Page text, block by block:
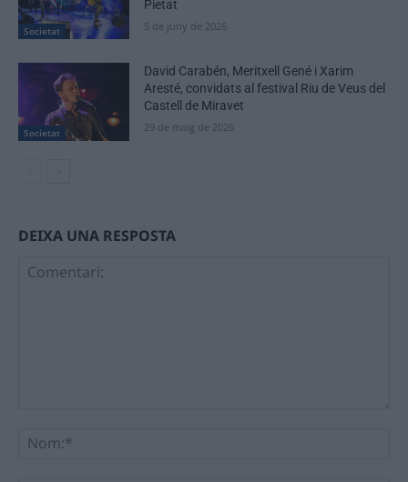
Societat
Pietat
5 de juny de 2026
Societat
David Carabén, Meritxell Gené i Xarim
Aresté, convidats al festival Riu de Veus del
Castell de Miravet
29 de maig de 2026
DEIXA UNA RESPOSTA